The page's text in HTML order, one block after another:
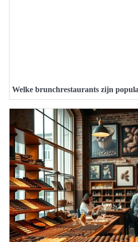
Welke brunchrestaurants zijn